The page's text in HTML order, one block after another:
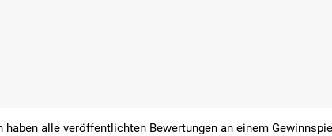
alle veröffentlichten Bewertungen an einem